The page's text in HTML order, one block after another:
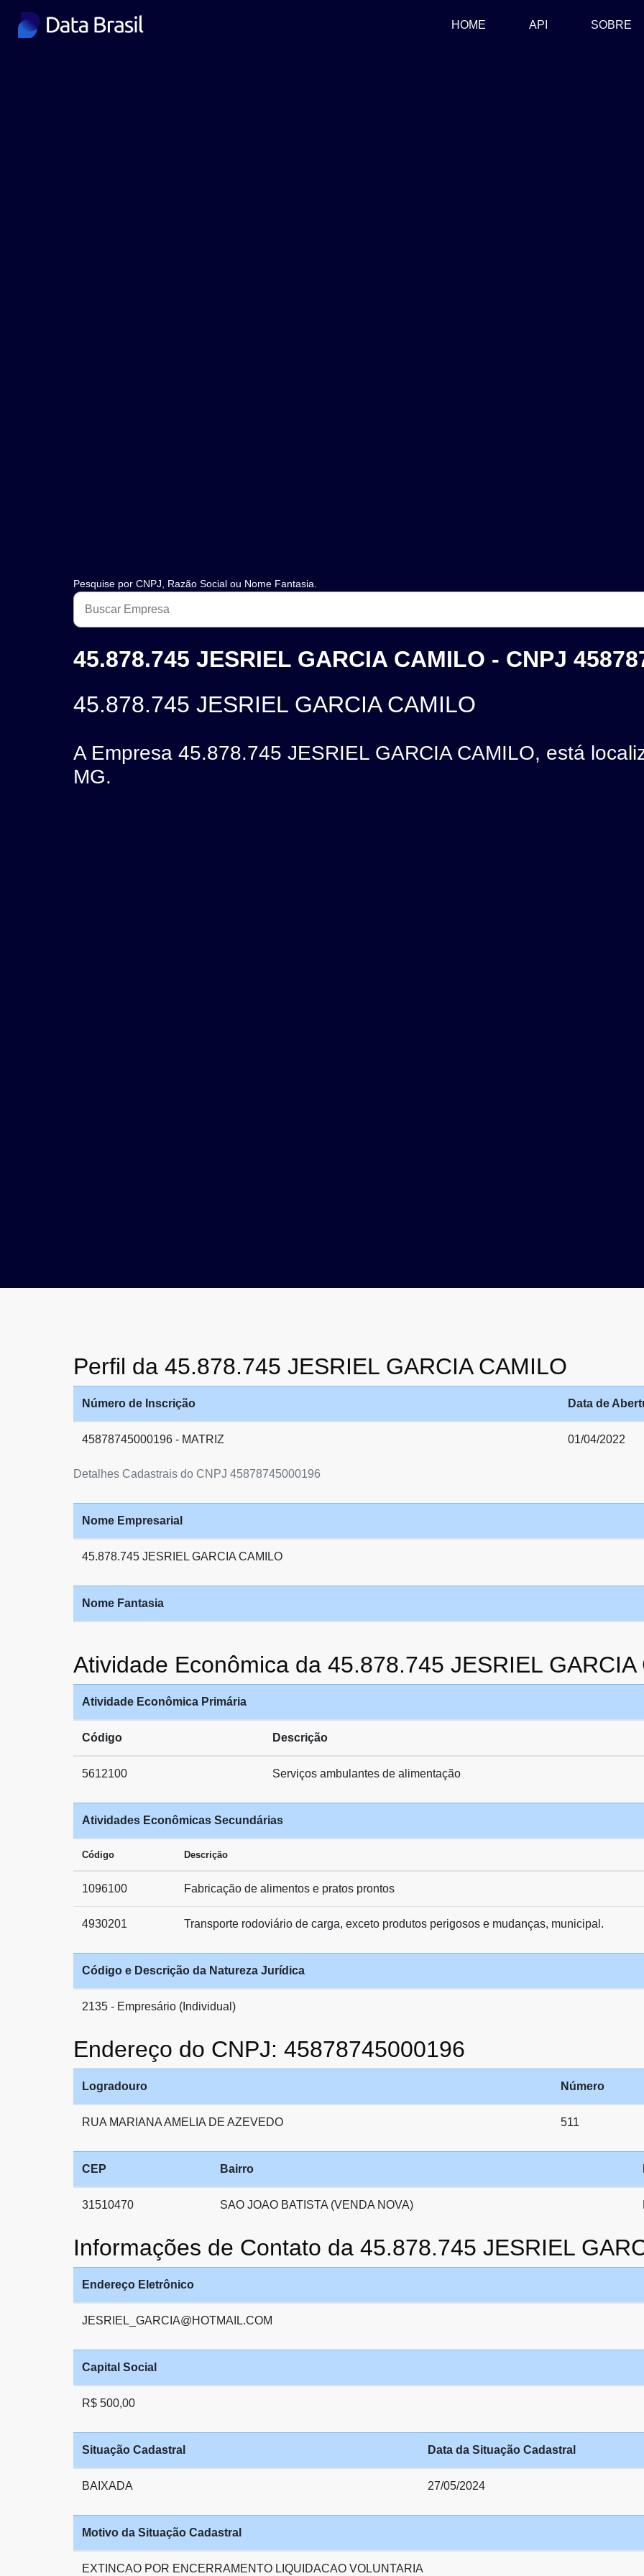
HOME (CURRENT)
API SOBRE
Pesquise por CNPJ, Razão Social ou Nome Fantasia.
45.878.745 JESRIEL GARCIA CAMILO - CNPJ
45.878.745 JESRIEL GARCIA CAMILO
A Empresa 45.878.745 JESRIEL GARCIA CAMILO, está
MG.
Perfil da 45.878.745 JESRIEL GARCIA CAMILO
Detalhes Cadastrais do CNPJ 45878745000196
Número de Inscrição Data de
45878745000196 - MATRIZ 01/04/2022
Nome Empresarial
45.878.745 JESRIEL GARCIA CAMILO
Nome Fantasia
Atividade Econômica da 45.878.745 JESRIEL GARCIA
Atividade Econômica Primária
Código Descrição
5612100 Serviços ambulantes de alimentação
Atividades Econômicas Secundárias
Código Descrição
1096100 Fabricação de alimentos e pratos prontos
4930201 Transporte rodoviário de carga, exceto produtos perigosos e mudanças, municipal.
Código e Descrição da Natureza Jurídica
2135 - Empresário (Individual)
Endereço do CNPJ: 45878745000196
Logradouro Número
RUA MARIANA AMELIA DE AZEVEDO 511
CEP Bairro
31510470 SAO JOAO BATISTA (VENDA NOVA)
Informações de Contato da 45.878.745 JESRIEL
Endereço Eletrônico
JESRIEL_GARCIA@HOTMAIL.COM
Capital Social
R$ 500,00
Situação Cadastral Data da Situação Cadastral
BAIXADA 27/05/2024
Motivo da Situação Cadastral
EXTINCAO POR ENCERRAMENTO LIQUIDACAO VOLUNTARIA